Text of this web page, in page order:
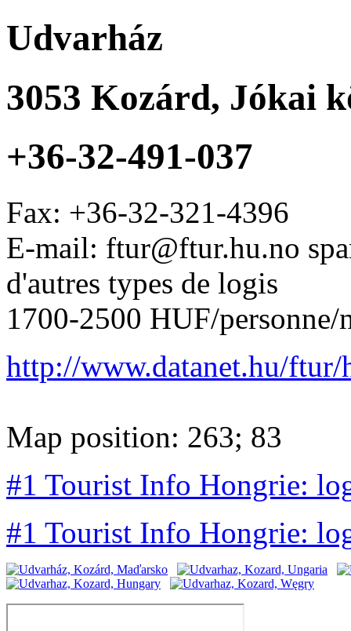
Udvarház
3053 Kozárd, Jókai
+36-32-491-037
Fax: +36-32-321-4396
E-mail: ftur@ftur.hu.no
d'autres types de logis
1700-2500 HUF/personne/
http://www.datanet.hu/
Map position: 263; 83
#1 Tourist Info Hongrie:
#1 Tourist Info Hongrie: